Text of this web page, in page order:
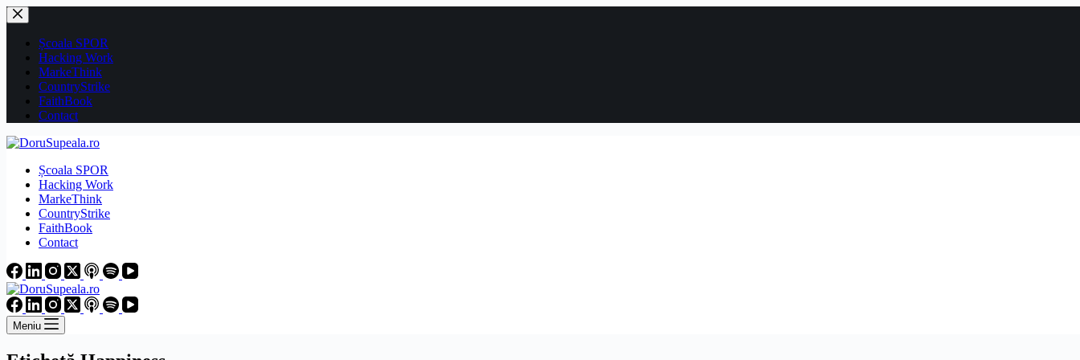
Sari
la
conținutȘcoala SPOR
Hacking Work
MarkeThink
CountryStrike
FaithBook
Contact
Școala SPOR
Hacking Work
MarkeThink
CountryStrike
FaithBook
Contact
Meniu